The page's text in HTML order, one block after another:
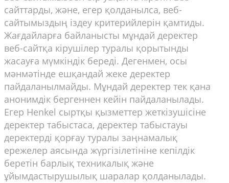
сайттарды, және, егер қолданылса, веб-
сайтымыздың іздеу критерийлерін қамтиды.
Жағдайларға байланысты мұндай деректер
веб-сайтқа кірушілер туралы қорытынды
жасауға мүмкіндік береді. Дегенмен, осы
мәнмәтінде ешқандай жеке деректер
пайдаланылмайды. Мұндай деректер тек қана
анонимдік бергеннен кейін пайдаланылады.
Егер Henkel сыртқы қызметтер жеткізушісіне
деректер табыстаса, деректер табыстауы
деректерді қорғау туралы заңнамалық
ережелер аясында жүргізілетініне кепілдік
беретін барлық техникалық және
ұйымдастырушылық шаралар қолданылады.